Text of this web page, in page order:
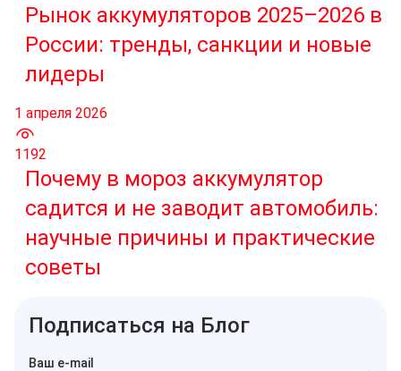
Рынок аккумуляторов 2025–2026 в
России: тренды, санкции и новые
лидеры
1 апреля 2026
1192
Почему в мороз аккумулятор
садится и не заводит автомобиль:
научные причины и практические
советы
Подписаться на Блог
Ваш e-mail